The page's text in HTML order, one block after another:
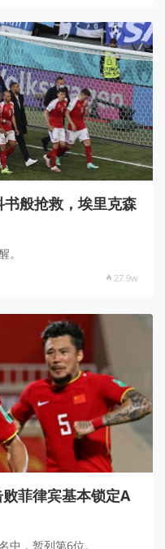
般抢救，埃里克森
。
27.9w
菲律宾基本锁定A
中，暂列第6位。